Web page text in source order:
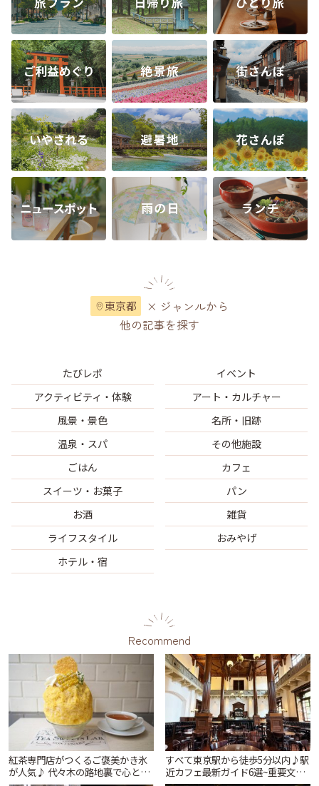
東京都
× ジャンルから
他の記事を探す
たびレポ
イベント
アクティビティ・体験
アート・カルチャー
風景・景色
名所・旧跡
温泉・スパ
その他施設
ごはん
カフェ
スイーツ・お菓子
パン
お酒
雑貨
ライフスタイル
おみやげ
ホテル・宿
Recommend
紅茶専門店がつくるご褒美かき氷
が人気♪ 代々木の路地裏で心とき
すべて東京駅から徒歩5分以内♪駅
近カフェ最新ガイド6選~重要文化